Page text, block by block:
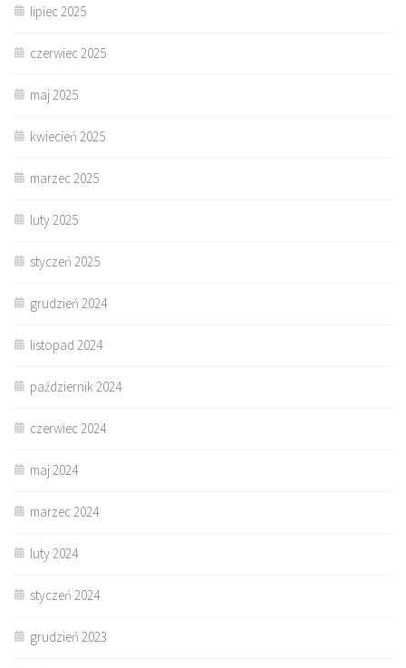
lipiec 2025
czerwiec 2025
maj 2025
kwiecień 2025
marzec 2025
luty 2025
styczeń 2025
grudzień 2024
listopad 2024
październik 2024
czerwiec 2024
maj 2024
marzec 2024
luty 2024
styczeń 2024
grudzień 2023